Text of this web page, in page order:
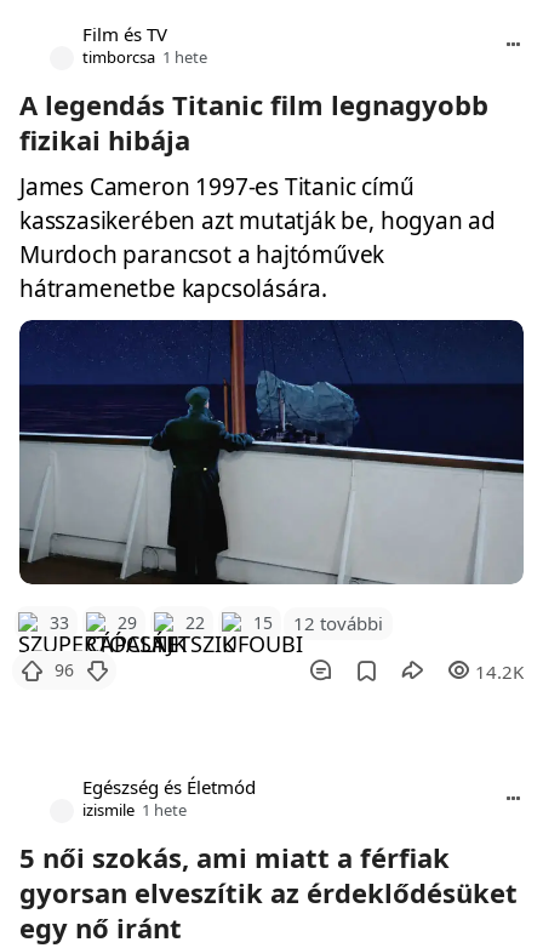
Film és TV
timborcsa 1 hete
A legendás Titanic film legnagyobb
fizikai hibája
James Cameron 1997-es Titanic című
kasszasikerében azt mutatják be, hogyan ad
Murdoch parancsot a hajtóművek
hátramenetbe kapcsolására.
33 29 22 15 12 további
96 14.2K
Egészség és Életmód
izismile 1 hete
5 női szokás, ami miatt a férfiak
gyorsan elveszítik az érdeklődésüket
egy nő iránt